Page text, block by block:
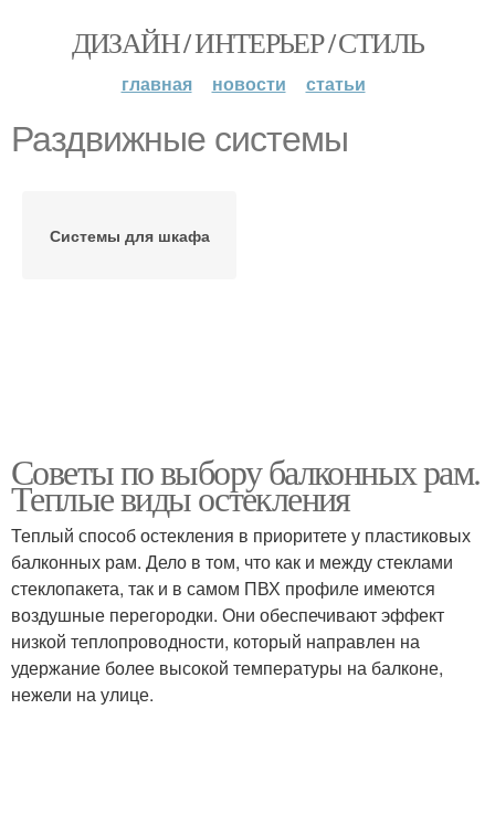
ДИЗАЙН / ИНТЕРЬЕР / СТИЛЬ
главная новости статьи
Раздвижные системы
Системы для шкафа
Советы по выбору балконных рам.
Теплые виды остекления
Теплый способ остекления в приоритете у пластиковых
балконных рам. Дело в том, что как и между стеклами
стеклопакета, так и в самом ПВХ профиле имеются
воздушные перегородки. Они обеспечивают эффект
низкой теплопроводности, который направлен на
удержание более высокой температуры на балконе,
нежели на улице.